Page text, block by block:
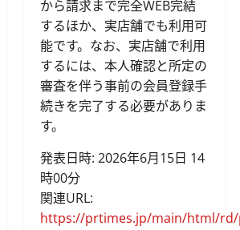
から請求まで完全WEB完結
するほか、実店舗でも利用可
能です。なお、実店舗で利用
するには、本人確認と所定の
審査を伴う事前の会員登録手
続きを完了する必要がありま
す。
発表日時: 2026年6月15日 14
時00分
関連URL:
https://prtimes.jp/main/html/rd/